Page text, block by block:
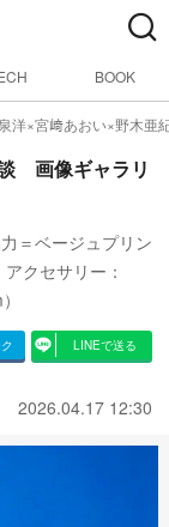
BOOK
洋×宮﨑あおい×野木亜
画像ギャラリ
＝ベージュプリン
クセサリー：
LINEで送る
2026.04.17 12:30